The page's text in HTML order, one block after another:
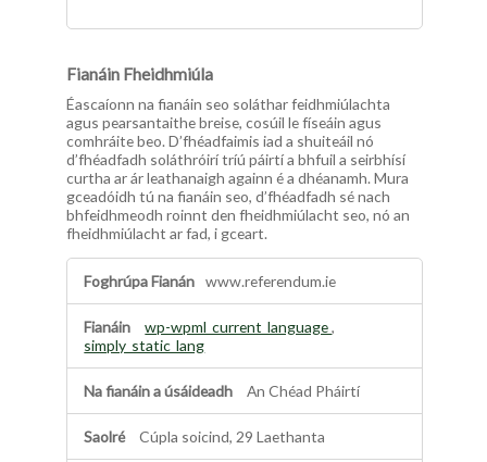
d
m
i
ú
c
h
á
i
n
Fianáin Fheidhmiúla
Éascaíonn na fianáin seo soláthar feidhmiúlachta
agus pearsantaithe breise, cosúil le físeáin agus
comhráite beo. D’fhéadfaimis iad a shuiteáil nó
d’fhéadfadh soláthróirí tríú páirtí a bhfuil a seirbhísí
curtha ar ár leathanaigh againn é a dhéanamh. Mura
gceadóidh tú na fianáin seo, d’fhéadfadh sé nach
bhfeidhmeodh roinnt den fheidhmiúlacht seo, nó an
fheidhmiúlacht ar fad, i gceart.
F
a
i
www.referendum.ie
wp-wpml_current_language,
simply_static_lang
An Chéad Pháirtí
Cúpla soicind, 29 Laethanta